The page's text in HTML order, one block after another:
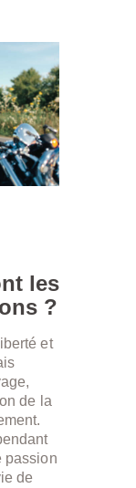
les
?
et
de la
passion
de